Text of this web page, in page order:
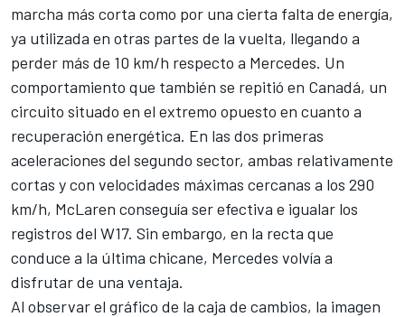
marcha más corta como por una cierta falta de energía,
ya utilizada en otras partes de la vuelta, llegando a
perder más de 10 km/h respecto a Mercedes. Un
comportamiento que también se repitió en Canadá, un
circuito situado en el extremo opuesto en cuanto a
recuperación energética. En las dos primeras
aceleraciones del segundo sector, ambas relativamente
cortas y con velocidades máximas cercanas a los 290
km/h, McLaren conseguía ser efectiva e igualar los
registros del W17. Sin embargo, en la recta que
conduce a la última chicane, Mercedes volvía a
disfrutar de una ventaja.
Al observar el gráfico de la caja de cambios, la imagen